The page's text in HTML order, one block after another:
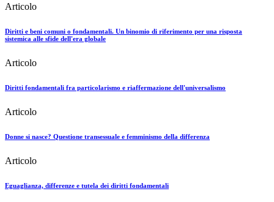
Articolo
Diritti e beni comuni o fondamentali. Un binomio di riferimento per una risposta
sistemica alle sfide dell'era globale
Articolo
Diritti fondamentali fra particolarismo e riaffermazione dell'universalismo
Articolo
Donne si nasce? Questione transessuale e femminismo della differenza
Articolo
Eguaglianza, differenze e tutela dei diritti fondamentali